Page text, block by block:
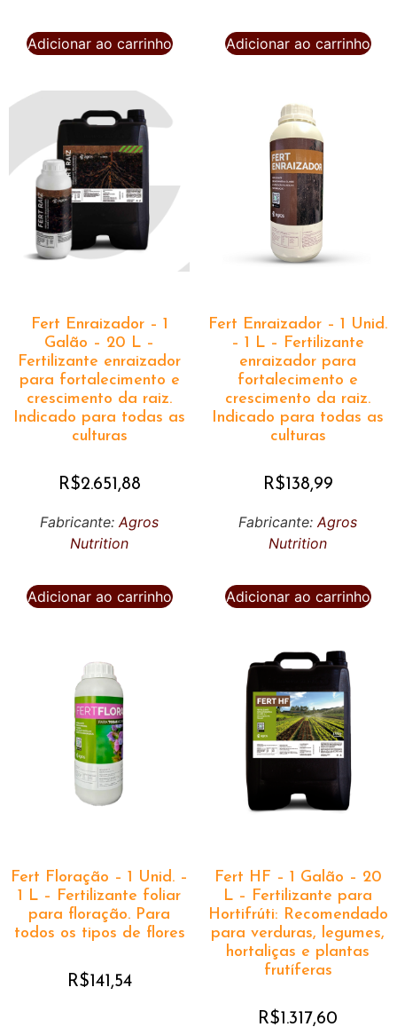
Adicionar ao carrinho Adicionar ao carrinho
Fert Enraizador – 1
Galão – 20 L –
Fertilizante enraizador
para fortalecimento e
crescimento da raiz.
Indicado para todas as
culturas
R$2.651,88
Fabricante:Agros
Nutrition
Adicionar ao carrinho
Fert Enraizador – 1 Unid.
– 1 L – Fertilizante
enraizador para
fortalecimento e
crescimento da raiz.
Indicado para todas as
culturas
R$ 138,99
Fabricante:Agros
Nutrition
Adicionar ao carrinho
Fert Floração – 1 Unid. –
1 L – Fertilizante foliar
para floração. Para
todos os tipos de flores
R$ 141,54
Fert HF – 1 Galão – 20
L – Fertilizante para
Hortifrúti: Recomendado
para verduras, legumes,
hortaliças e plantas
frutíferas
R$ 1.317,60